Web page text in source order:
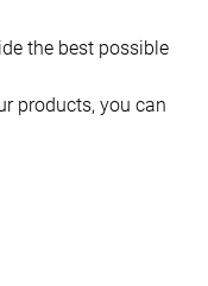
the best possible
products, you can